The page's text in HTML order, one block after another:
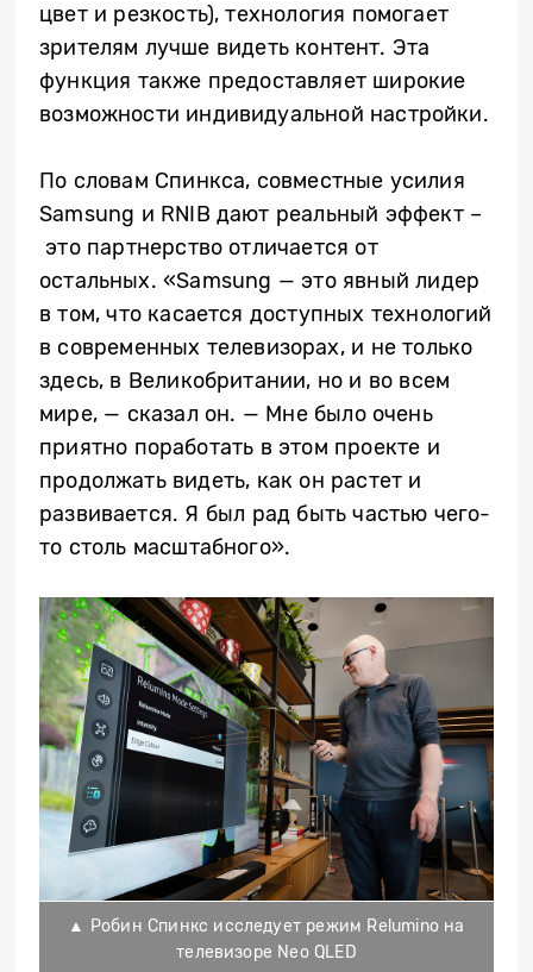
цвет и резкость), технология помогает
зрителям лучше видеть контент. Эта
функция также предоставляет широкие
возможности индивидуальной настройки.
По словам Спинкса, совместные усилия
Samsung и RNIB дают реальный эффект –
это партнерство отличается от
остальных. «Samsung — это явный лидер
в том, что касается доступных технологий
в современных телевизорах, и не только
здесь, в Великобритании, но и во всем
мире, — сказал он. — Мне было очень
приятно поработать в этом проекте и
продолжать видеть, как он растет и
развивается. Я был рад быть частью чего-
то столь масштабного».
▲ Робин Спинкс исследует режим Relumino на
телевизоре Neo QLED